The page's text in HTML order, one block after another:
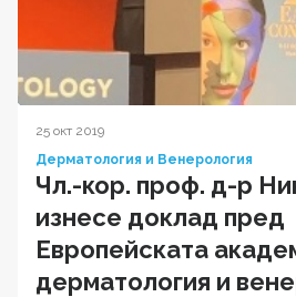
25 окт 2019
Дерматология и Венерология
Чл.-кор. проф. д-р
изнесе доклад пред
Европейската
дерматология и